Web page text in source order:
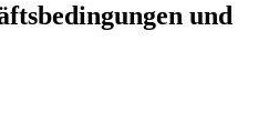
und